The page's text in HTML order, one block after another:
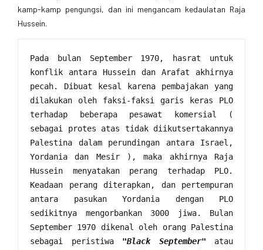
kamp-kamp pengungsi, dan ini mengancam kedaulatan Raja
Hussein.
Pada bulan September 1970, hasrat untuk
konflik antara Hussein dan Arafat akhirnya
pecah. Dibuat kesal karena pembajakan yang
dilakukan oleh faksi-faksi garis keras PLO
terhadap beberapa pesawat komersial (
sebagai protes atas tidak diikutsertakannya
Palestina dalam perundingan antara Israel,
Yordania dan Mesir ), maka akhirnya Raja
Hussein menyatakan perang terhadap PLO.
Keadaan perang diterapkan, dan pertempuran
antara pasukan Yordania dengan PLO
sedikitnya mengorbankan 3000 jiwa. Bulan
September 1970 dikenal oleh orang Palestina
sebagai peristiwa "Black September" atau